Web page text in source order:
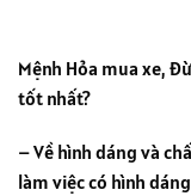
Mệnh Hỏa mua xe,
tốt nhất?
– Về hình dáng và
làm việc có hình